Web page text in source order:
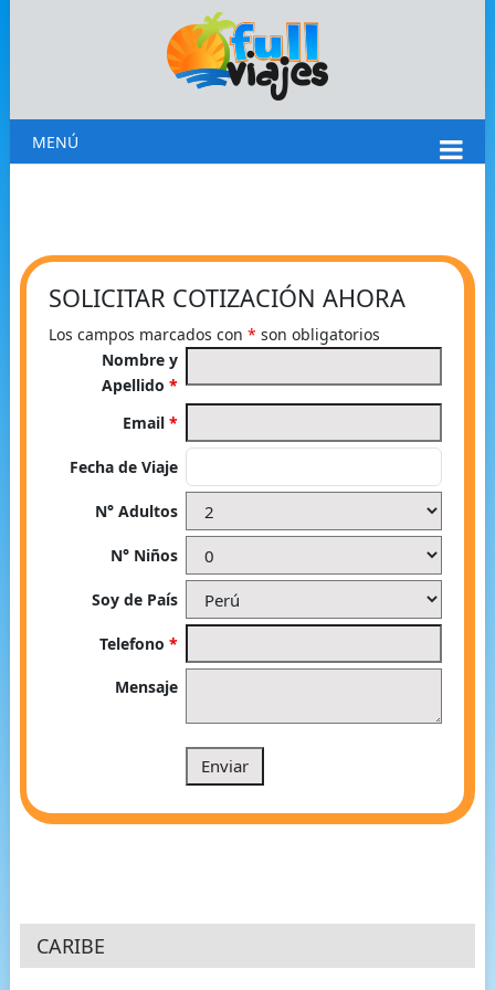
MENÚ
SOLICITAR COTIZACIÓN AHORA
Los campos marcados con * son obligatorios
Nombre y
Apellido*
Email*
Fecha de Viaje
N° Adultos
N° Niños
Soy de País
Telefono*
Mensaje
CARIBE